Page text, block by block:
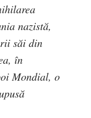
nazistă,
săi din
în
Mondial, o